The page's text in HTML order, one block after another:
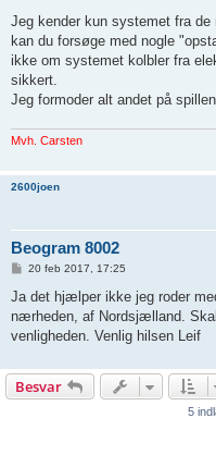
d
æ
g
Jeg kender kun systemet fra de
kan du forsøge med nogle
ikke om systemet kolbler fra
sikkert.
Jeg formoder alt andet på
Mvh. Carsten
2600joen
Beogram 8002
d
æ
g
20 feb 2017, 17:25
Ja det hjælper ikke jeg roder
nærheden, af Nordsjælland.
venligheden. Venlig hilsen Leif
Besvar
5